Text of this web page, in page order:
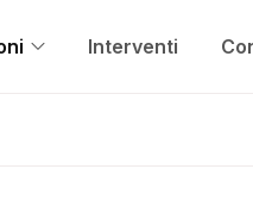
Interventi